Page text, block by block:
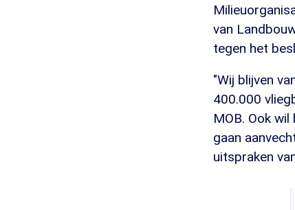
van
tegen het
"Wij blijven
400.000
MOB. Ook
gaan
uitspraken